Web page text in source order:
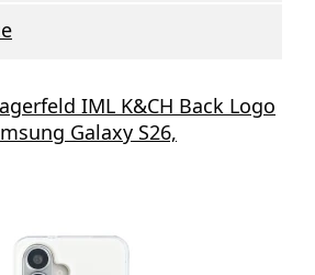
IML K&CH Back Logo
Galaxy S26,
MDY-11-EZ 3A 33W